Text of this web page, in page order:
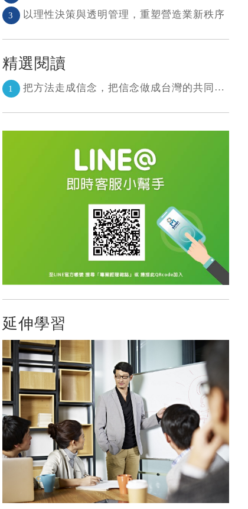
3 以理性決策與透明管理，重塑營造業新秩序
精選閱讀
1 把方法走成信念，把信念做成台灣的共同語言 二十年志業，陪伴台灣走過專案管理與敏捷轉型
延伸學習